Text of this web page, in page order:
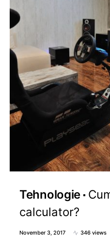
Tehnologie
calculator?
November 3, 2017 346 views